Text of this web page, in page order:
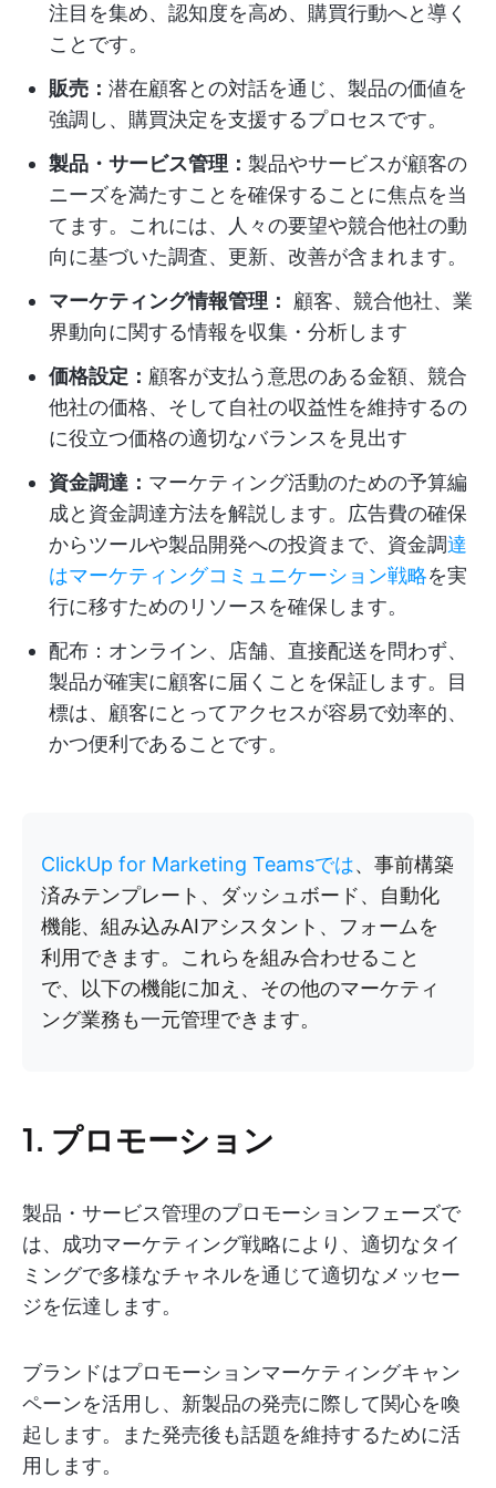
注目を集め、認知度を高め、購買行動へと導く
ことです。
販売： 潜在顧客との対話を通じ、製品の価値を
強調し、購買決定を支援するプロセスです。
製品・サービス管理： 製品やサービスが顧客の
ニーズを満たすことを確保することに焦点を当
てます。これには、人々の要望や競合他社の動
向に基づいた調査、更新、改善が含まれます。
マーケティング情報管理：
顧客、競合他社、業
界動向に関する情報を収集・分析します
価格設定： 顧客が支払う意思のある金額、競合
他社の価格、そして自社の収益性を維持するの
に役立つ価格の適切なバランスを見出す
資金調達： マーケティング活動のための予算編
成と資金調達方法を解説します。広告費の確保
からツールや製品開発への投資まで、資金調達
はマーケティングコミュニケーション戦略を実
行に移すためのリソースを確保します。
配布：オンライン、店舗、直接配送を問わず、
製品が確実に顧客に届くことを保証します。目
標は、顧客にとってアクセスが容易で効率的、
かつ便利であることです。
ClickUp for Marketing Teamsでは、事前構築
済みテンプレート、ダッシュボード、自動化
機能、組み込みAIアシスタント、フォームを
利用できます。これらを組み合わせること
で、以下の機能に加え、その他のマーケティ
ング業務も一元管理できます。
1. プロモーション
製品・サービス管理のプロモーションフェーズで
は、成功マーケティング戦略により、適切なタイ
ミングで多様なチャネルを通じて適切なメッセー
ジを伝達します。
ブランドはプロモーションマーケティングキャン
ペーンを活用し、新製品の発売に際して関心を喚
起します。また発売後も話題を維持するために活
用します。